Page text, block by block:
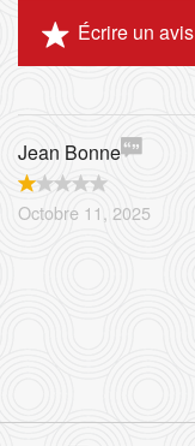
Écrire un avis
Jean Bonne
Octobre 11, 2025